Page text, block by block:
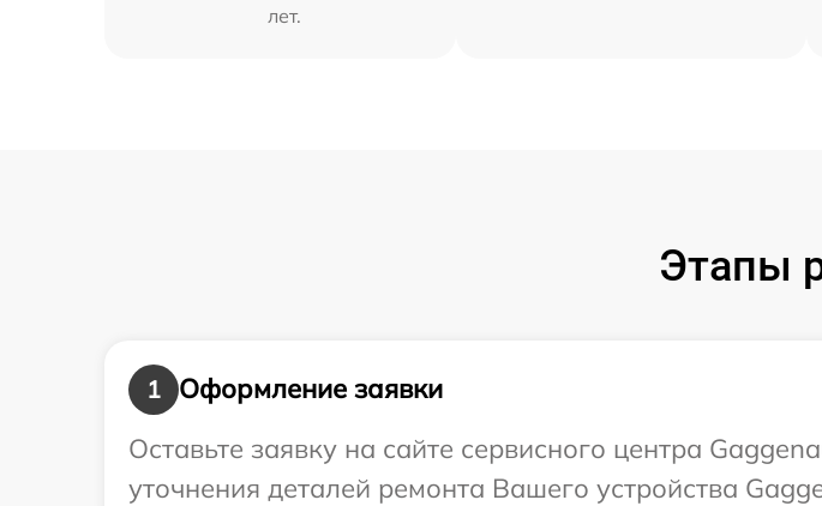
лет.
Этапы
1
Оформление заявки
Оставьте заявку на сайте сервисного центра
уточнения деталей ремонта Вашего устройства